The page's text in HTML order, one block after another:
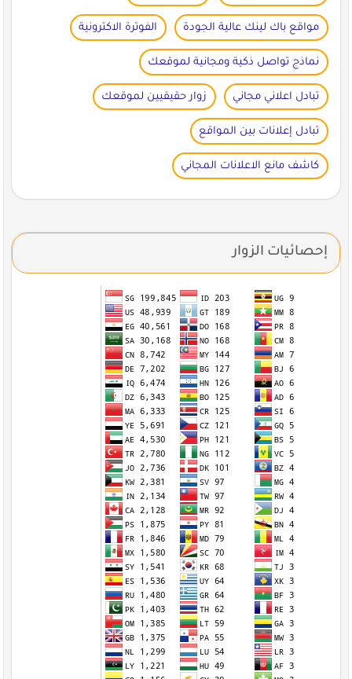
مواقع باك لينك عالية الجودة الفوترة الاكترونية
نماذج تواصل ذكية ومجانية لموقعك
تبادل اعلاني مجاني زوار حقيقيين لموقعك
تبادل إعلانات بين المواقع
كاشف مانع الاعلانات المجاني
إحصائيات الزوار